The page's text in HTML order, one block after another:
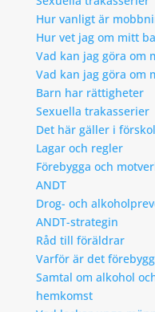
Hur vanligt är
Hur vet jag om mitt
Vad kan jag göra om
Vad kan jag göra om
Barn har rättigheter
Sexuella trakasserier
Det här gäller i
Lagar och regler
Förebygga och
ANDT
Drog- och
ANDT-strategin
Råd till föräldrar
Varför är det
Samtal om alkohol
hemkomst